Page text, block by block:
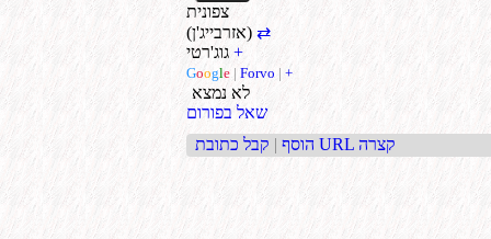
צפונית
(אזרבייג'ן) ⇄
+
Google | Forvo | +
לא נמצא
שאל בפורום
הוסף | קבל כתובת URL קצרה